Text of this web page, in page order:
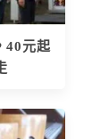
40元起